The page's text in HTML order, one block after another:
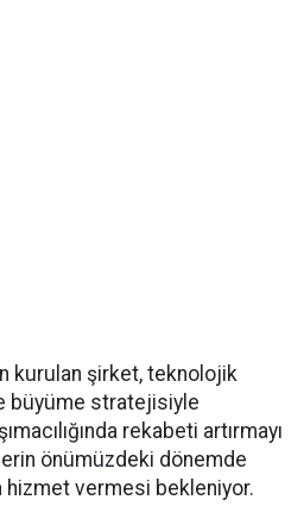
kurulan şirket, teknolojik
büyüme stratejisiyle
rekabeti artırmayı
önümüzdeki dönemde
hizmet vermesi bekleniyor.